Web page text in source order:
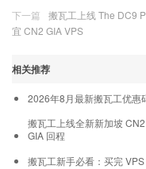
下一篇
搬瓦工上线 The DC9
宜 CN2 GIA VPS
相关推荐
2026年8月最新搬瓦工优惠
搬瓦工上线全新新加坡
GIA 回程
搬瓦工新手必看：买完